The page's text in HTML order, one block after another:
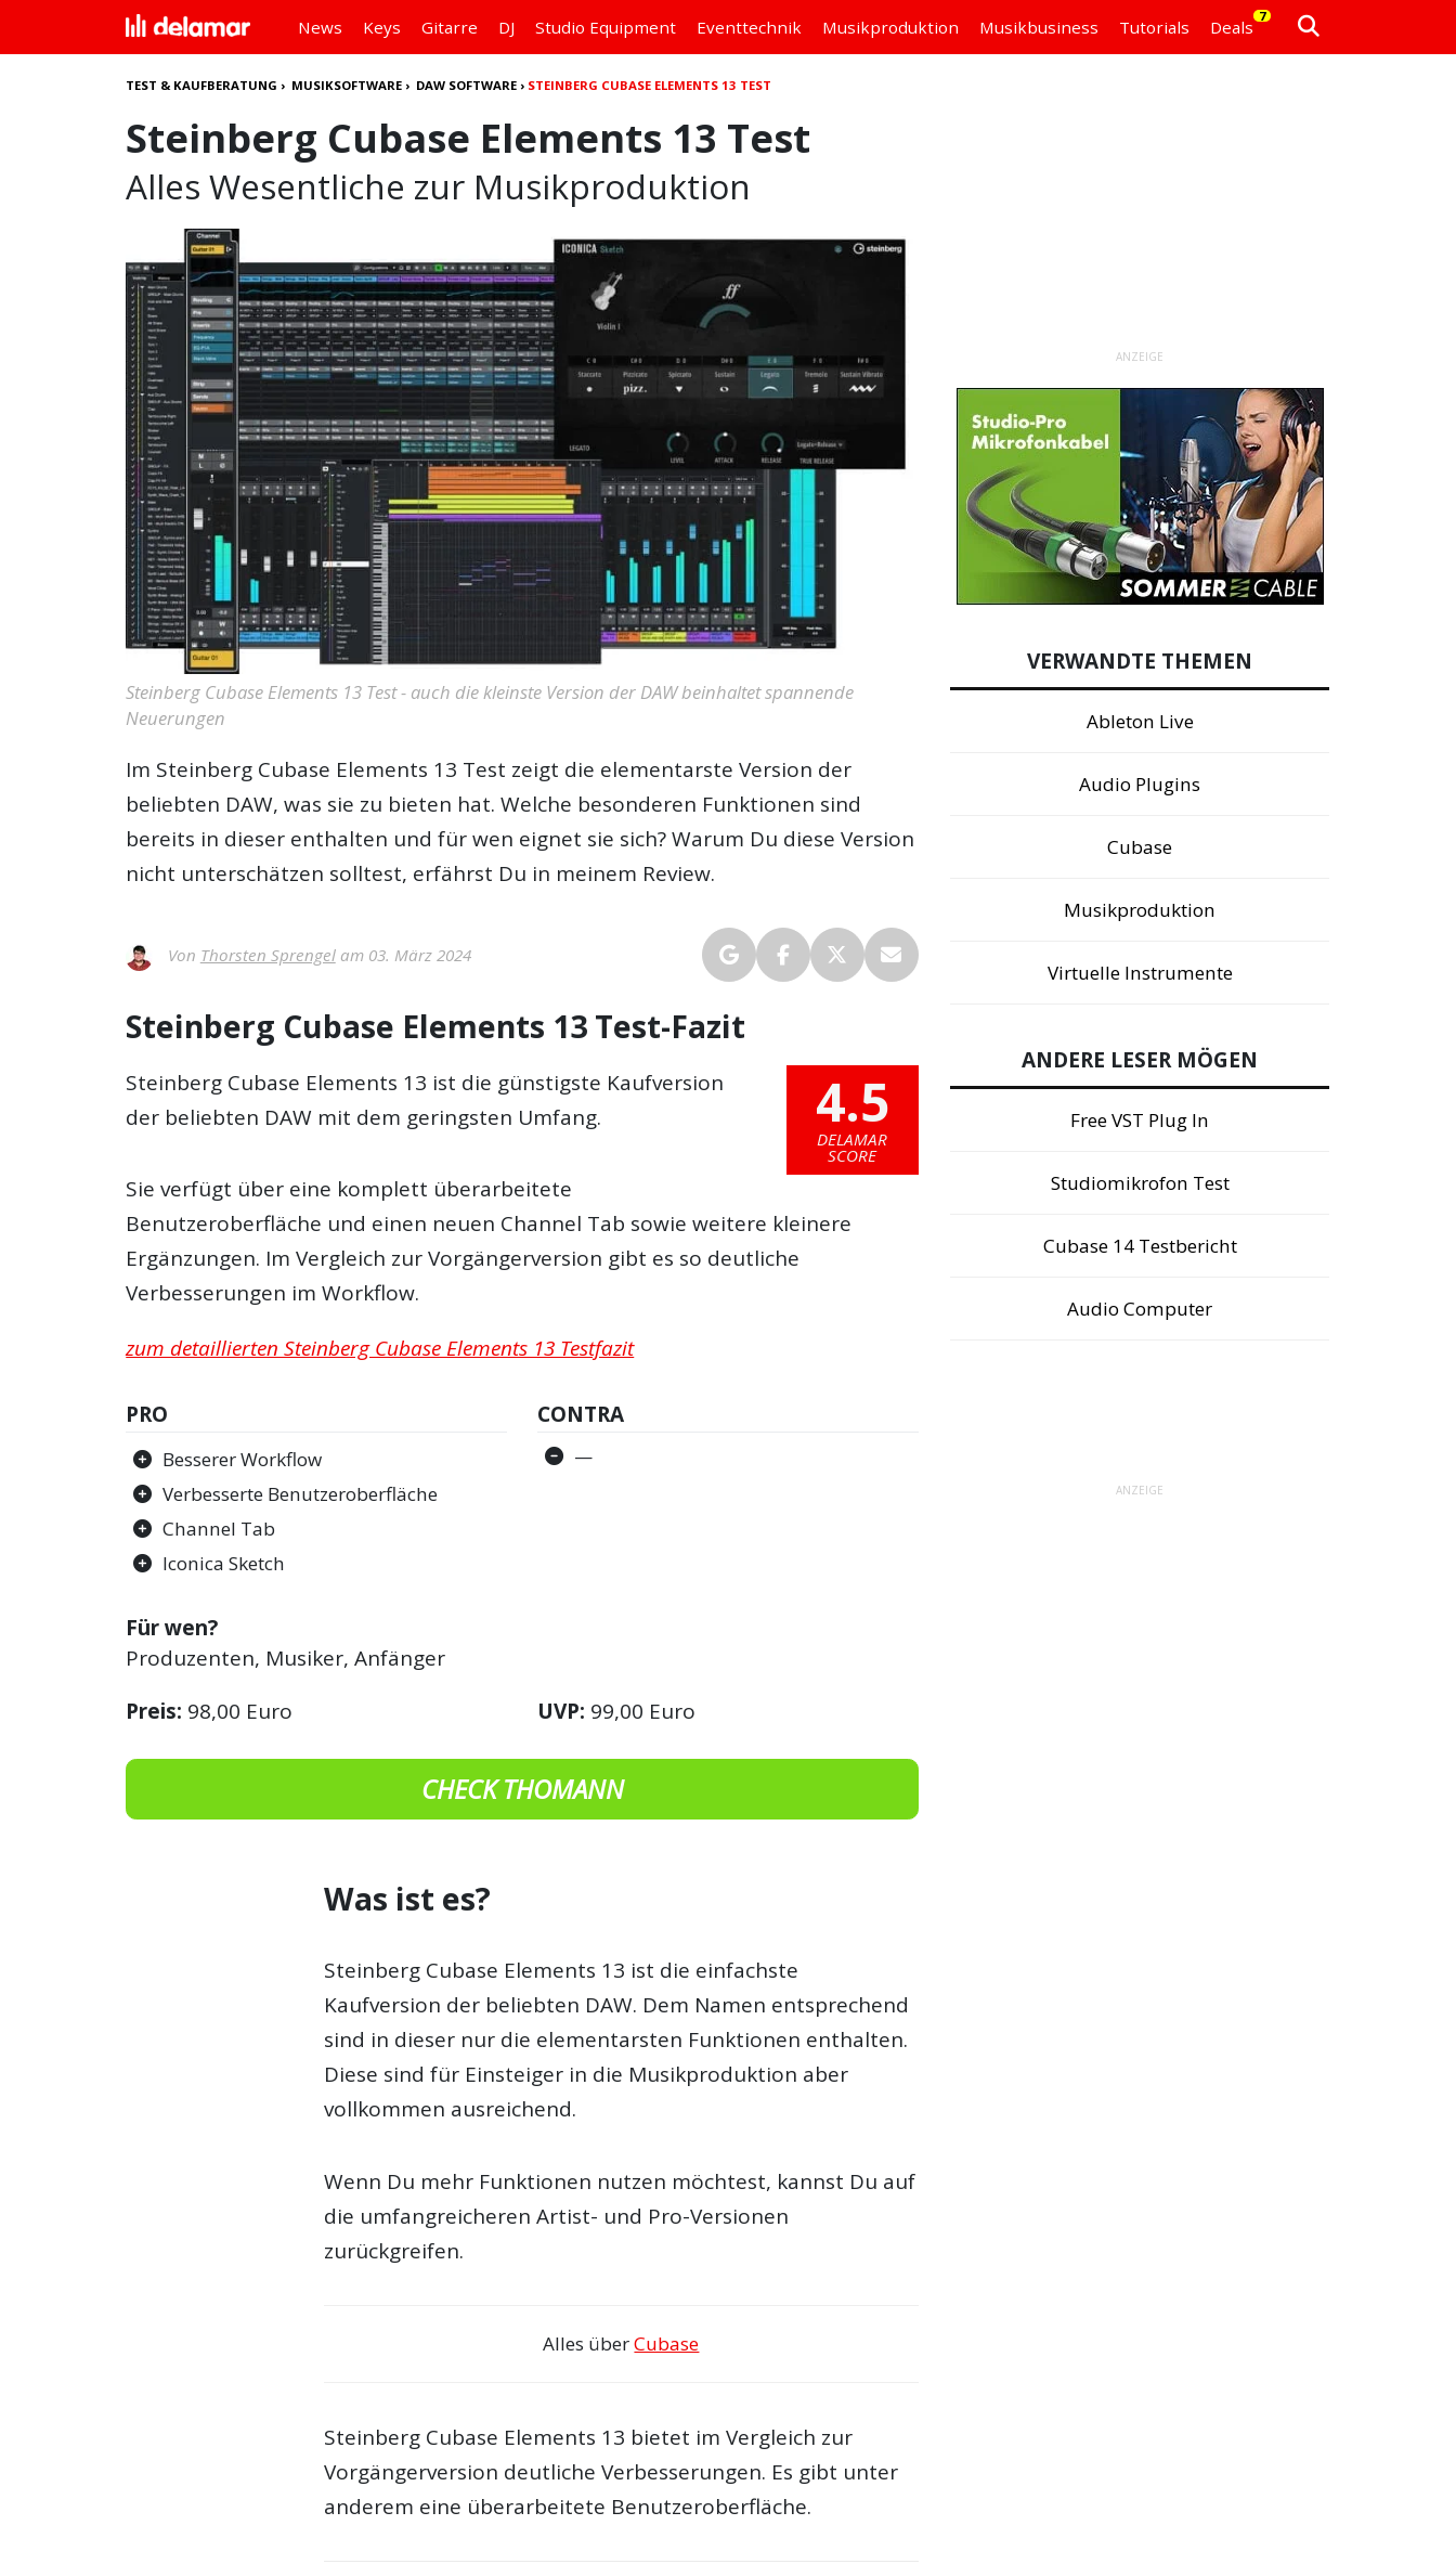
News Keys Gitarre DJ Studio Equipment Eventtechnik Musikproduktion Musikbusiness Tutorials Deals
7
TEST & KAUFBERATUNG › MUSIKSOFTWARE › DAW SOFTWARE › STEINBERG CUBASE ELEMENTS 13 TEST
Steinberg Cubase Elements 13 Test
Alles Wesentliche zur Musikproduktion
Steinberg Cubase Elements 13 Test - auch die kleinste Version der DAW beinhaltet spannende
Neuerungen
Im Steinberg Cubase Elements 13 Test zeigt die elementarste Version der
beliebten DAW, was sie zu bieten hat. Welche besonderen Funktionen sind
bereits in dieser enthalten und für wen eignet sie sich? Warum Du diese Version
nicht unterschätzen solltest, erfährst Du in meinem Review.
Von Thorsten Sprengelam 03. März 2024
Steinberg Cubase Elements 13 Test-Fazit
4.5
DELAMAR
SCORE
Steinberg Cubase Elements 13 ist die günstigste Kaufversion
der beliebten DAW mit dem geringsten Umfang.
Sie verfügt über eine komplett überarbeitete
Benutzeroberfläche und einen neuen Channel Tab sowie weitere kleinere
Ergänzungen. Im Vergleich zur Vorgängerversion gibt es so deutliche
Verbesserungen im Workflow.
zum detaillierten Steinberg Cubase Elements 13 Testfazit
PRO
Besserer Workflow
Verbesserte Benutzeroberfläche
Channel Tab
Iconica Sketch
CONTRA
—
Für wen?
Produzenten, Musiker, Anfänger
Preis: 98,00 Euro UVP: 99,00 Euro
CHECK THOMANN
Was ist es?
Steinberg Cubase Elements 13 ist die einfachste
Kaufversion der beliebten DAW. Dem Namen entsprechend
sind in dieser nur die elementarsten Funktionen enthalten.
Diese sind für Einsteiger in die Musikproduktion aber
vollkommen ausreichend.
Wenn Du mehr Funktionen nutzen möchtest, kannst Du auf
die umfangreicheren Artist- und Pro-Versionen
zurückgreifen.
Alles überCubase
Steinberg Cubase Elements 13 bietet im Vergleich zur
Vorgängerversion deutliche Verbesserungen. Es gibt unter
anderem eine überarbeitete Benutzeroberfläche.
ANZEIGE
VERWANDTE THEMEN
Ableton Live
Audio Plugins
Cubase
Musikproduktion
Virtuelle Instrumente
ANDERE LESER MÖGEN
Free VST Plug In
Studiomikrofon Test
Cubase 14 Testbericht
Audio Computer
ANZEIGE